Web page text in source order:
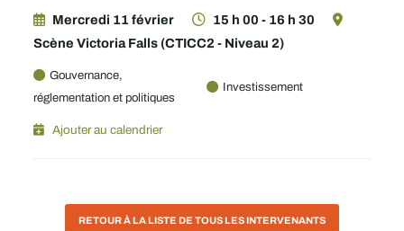
Mercredi 11 février
15 h 00 - 16 h 30
Scène Victoria Falls (CTICC2 - Niveau 2)
Gouvernance,
réglementation et politiques
Investissement
Ajouter au calendrier
RETOUR À LA LISTE DE TOUS LES INTERVENANTS